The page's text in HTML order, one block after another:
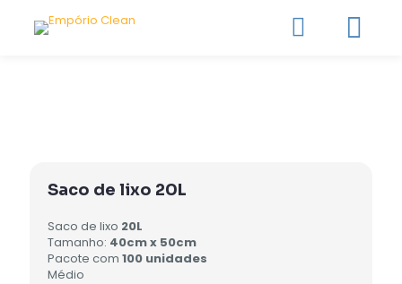
Saco de lixo 20L
Saco de lixo 20L
Tamanho: 40cm x 50cm
Pacote com 100 unidades
Médio